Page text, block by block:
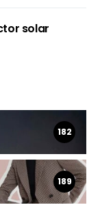
solar
182
189